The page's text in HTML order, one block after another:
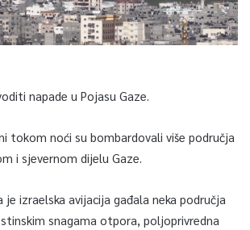
napade u Pojasu Gaze.
tokom noći su bombardovali više područja
i sjevernom dijelu Gaze.
je izraelska avijacija gađala neka područja
snagama otpora, poljoprivredna